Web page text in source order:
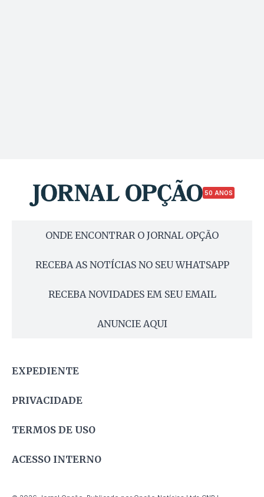
50 ANOS
ONDE ENCONTRAR O JORNAL OPÇÃO
RECEBA AS NOTÍCIAS NO SEU WHATSAPP
RECEBA NOVIDADES EM SEU EMAIL
ANUNCIE AQUI
EXPEDIENTE
PRIVACIDADE
TERMOS DE USO
ACESSO INTERNO